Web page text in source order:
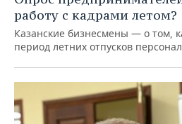
работу с кадрами летом?
Казанские бизнесмены — о том,
период летних отпусков